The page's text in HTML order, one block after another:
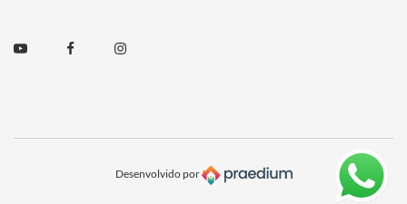
Youtube FacebookInstagram
Desenvolvido por